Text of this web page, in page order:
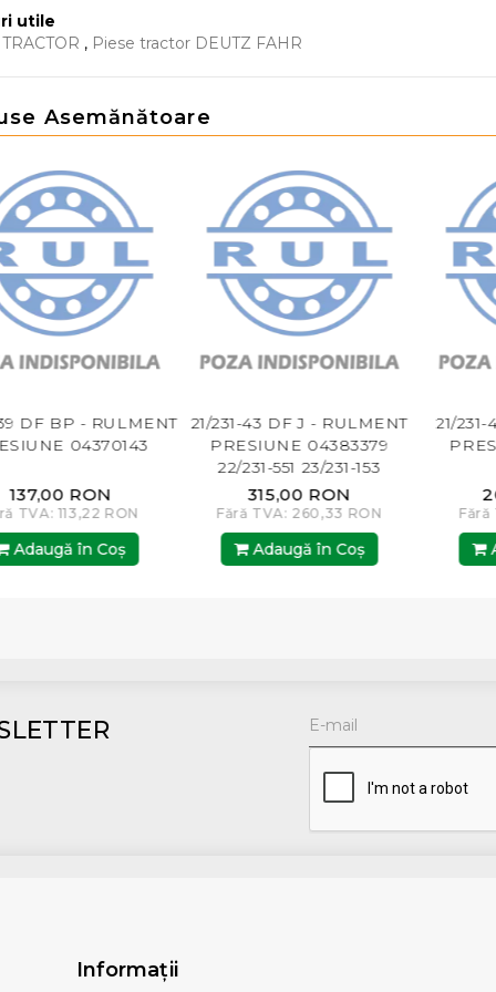
utile
, Piese tractor DEUTZ FAHR
Asemănătoare
DF BP - RULMENT
04370143
RON
113,22 RON
în Coş
21/231-43 DF J - RULMENT
PRESIUNE 04383379
22/231-551 23/231-153
315,00 RON
Fără TVA: 260,33 RON
Adaugă în Coş
21/231-
Fără
Informaţii